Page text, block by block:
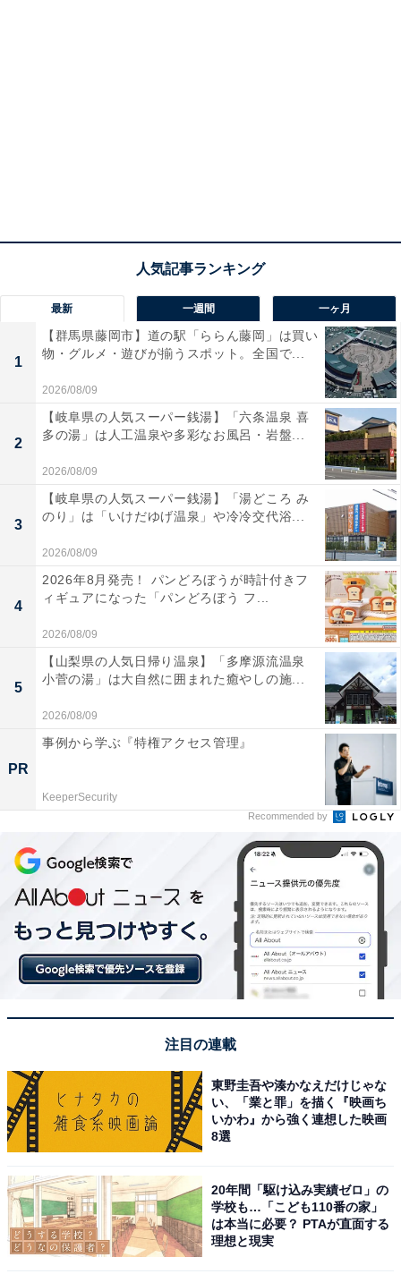
最新 一週間 一ヶ月
1
【群馬県藤岡市】道の駅「ららん藤岡」は買い
物・グルメ・遊びが揃うスポット。全国で...
2026/08/09
2
【岐阜県の人気スーパー銭湯】「六条温泉 喜
多の湯」は人工温泉や多彩なお風呂・岩盤...
2026/08/09
3
【岐阜県の人気スーパー銭湯】「湯どころ み
のり」は「いけだゆげ温泉」や冷冷交代浴...
2026/08/09
4
2026年8月発売！ パンどろぼうが時計付きフ
ィギュアになった「パンどろぼう フ...
2026/08/09
5
【山梨県の人気日帰り温泉】「多摩源流温泉
小菅の湯」は大自然に囲まれた癒やしの施...
2026/08/09
PR
事例から学ぶ『特権アクセス管理』
KeeperSecurity
Recommended by
注目の連載
東野圭吾や湊かなえだけじゃな
い、「業と罪」を描く『映画ち
いかわ』から強く連想した映画
8選
20年間「駆け込み実績ゼロ」の
学校も…「こども110番の家」
は本当に必要？ PTAが直面する
理想と現実